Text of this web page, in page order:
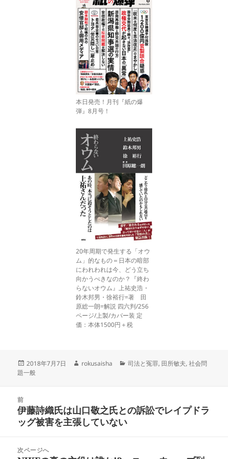
本日発売！月刊『紙の爆
弾』8月号！
20年周期で発生する「オウ
ム」的なもの＝日本の暗部
にわれわれは今、どう立ち
向かうべきなのか？『終わ
らないオウム』上祐史浩・
鈴木邦男・徐裕行=著 田
原総一朗=解説 四六判/256
ページ/上製/カバー装 定
価：本体1500円＋税
投
稿
2018年7月7日
作
rokusaisha
カ
司法と冤罪, 田所敏夫,社会問
題一般
前
前
の
稿:
伊藤詩織氏は山口敬之氏との訴訟でレイプドラ
ッグ被害を主張していない
次ページへ